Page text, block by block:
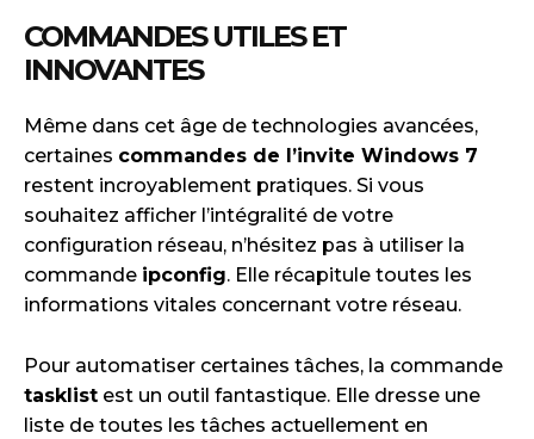
COMMANDES UTILES ET
INNOVANTES
Même dans cet âge de technologies avancées,
certaines commandes de l’invite Windows 7
restent incroyablement pratiques. Si vous
souhaitez afficher l’intégralité de votre
configuration réseau, n’hésitez pas à utiliser la
commande ipconfig. Elle récapitule toutes les
informations vitales concernant votre réseau.
Pour automatiser certaines tâches, la commande
tasklist est un outil fantastique. Elle dresse une
liste de toutes les tâches actuellement en